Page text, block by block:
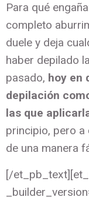
Para qué
completo
duele y deja
haber depilado
pasado, hoy en
depilación
las que
principio, pero
de una manera
[/